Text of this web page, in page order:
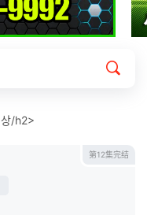
/h2>
第12集完结